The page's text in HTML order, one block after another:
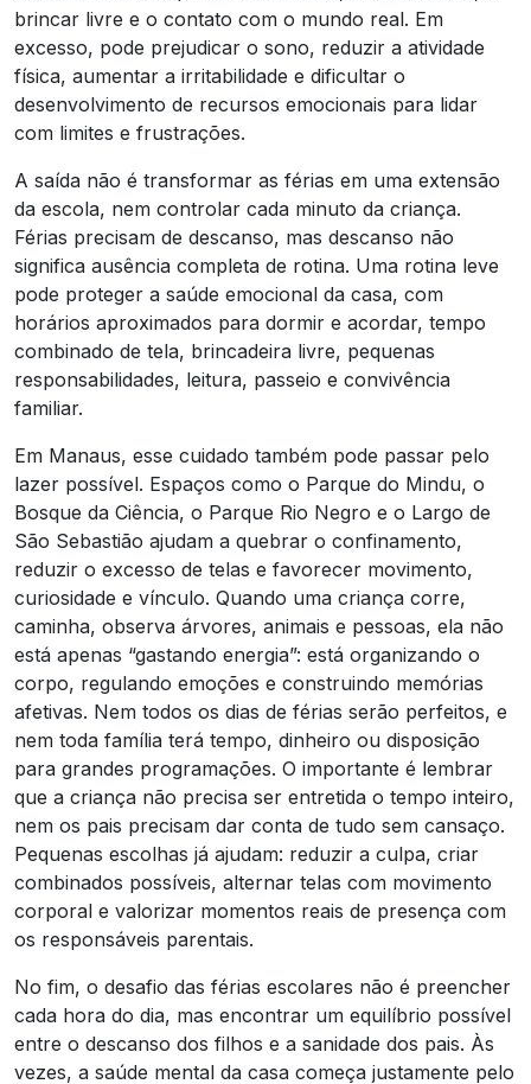
brincar livre e o contato com o mundo real. Em
excesso, pode prejudicar o sono, reduzir a atividade
física, aumentar a irritabilidade e dificultar o
desenvolvimento de recursos emocionais para lidar
com limites e frustrações.
A saída não é transformar as férias em uma extensão
da escola, nem controlar cada minuto da criança.
Férias precisam de descanso, mas descanso não
significa ausência completa de rotina. Uma rotina leve
pode proteger a saúde emocional da casa, com
horários aproximados para dormir e acordar, tempo
combinado de tela, brincadeira livre, pequenas
responsabilidades, leitura, passeio e convivência
familiar.
Em Manaus, esse cuidado também pode passar pelo
lazer possível. Espaços como o Parque do Mindu, o
Bosque da Ciência, o Parque Rio Negro e o Largo de
São Sebastião ajudam a quebrar o confinamento,
reduzir o excesso de telas e favorecer movimento,
curiosidade e vínculo. Quando uma criança corre,
caminha, observa árvores, animais e pessoas, ela não
está apenas “gastando energia”: está organizando o
corpo, regulando emoções e construindo memórias
afetivas. Nem todos os dias de férias serão perfeitos, e
nem toda família terá tempo, dinheiro ou disposição
para grandes programações. O importante é lembrar
que a criança não precisa ser entretida o tempo inteiro,
nem os pais precisam dar conta de tudo sem cansaço.
Pequenas escolhas já ajudam: reduzir a culpa, criar
combinados possíveis, alternar telas com movimento
corporal e valorizar momentos reais de presença com
os responsáveis parentais.
No fim, o desafio das férias escolares não é preencher
cada hora do dia, mas encontrar um equilíbrio possível
entre o descanso dos filhos e a sanidade dos pais. Às
vezes, a saúde mental da casa começa justamente pelo